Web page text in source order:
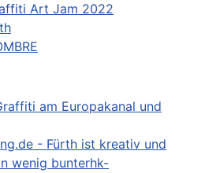
Art Jam 2022
am Europakanal und
- Fürth ist kreativ und
wenig bunterhk-